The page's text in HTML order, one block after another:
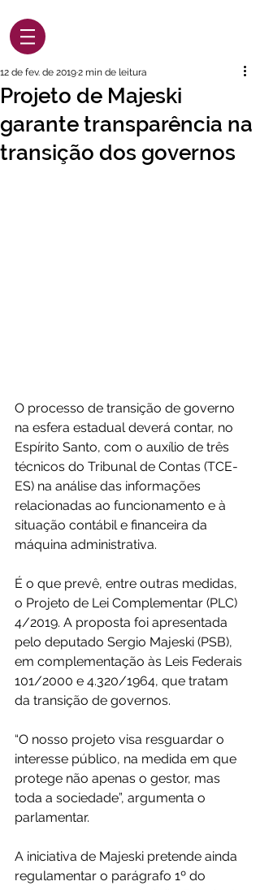
Projeto de Majeski
garante transparência na
transição dos governos
12 de fev. de 20192 min de leitura
O processo de transição de governo
na esfera estadual deverá contar, no
Espírito Santo, com o auxílio de três
técnicos do Tribunal de Contas (TCE-
ES) na análise das informações
relacionadas ao funcionamento e à
situação contábil e financeira da
máquina administrativa.
É o que prevê, entre outras medidas,
o Projeto de Lei Complementar (PLC)
4/2019. A proposta foi apresentada
pelo deputado Sergio Majeski (PSB),
em complementação às Leis Federais
101/2000 e 4.320/1964, que tratam
da transição de governos.
“O nosso projeto visa resguardar o
interesse público, na medida em que
protege não apenas o gestor, mas
toda a sociedade”, argumenta o
parlamentar.
A iniciativa de Majeski pretende ainda
regulamentar o parágrafo 1º do